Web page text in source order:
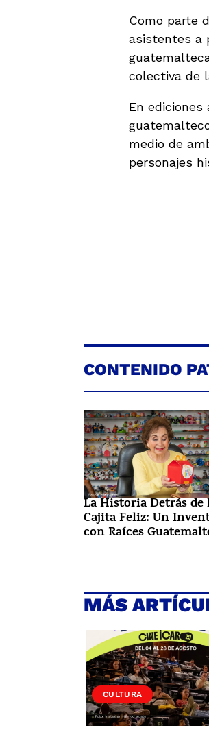
Como parte
asistentes a
colectiva de
En
medio de
personajes
CONTENIDO
La Historia Detrás de
Cajita Feliz: Un
con Raíces
MÁS
CULTURA